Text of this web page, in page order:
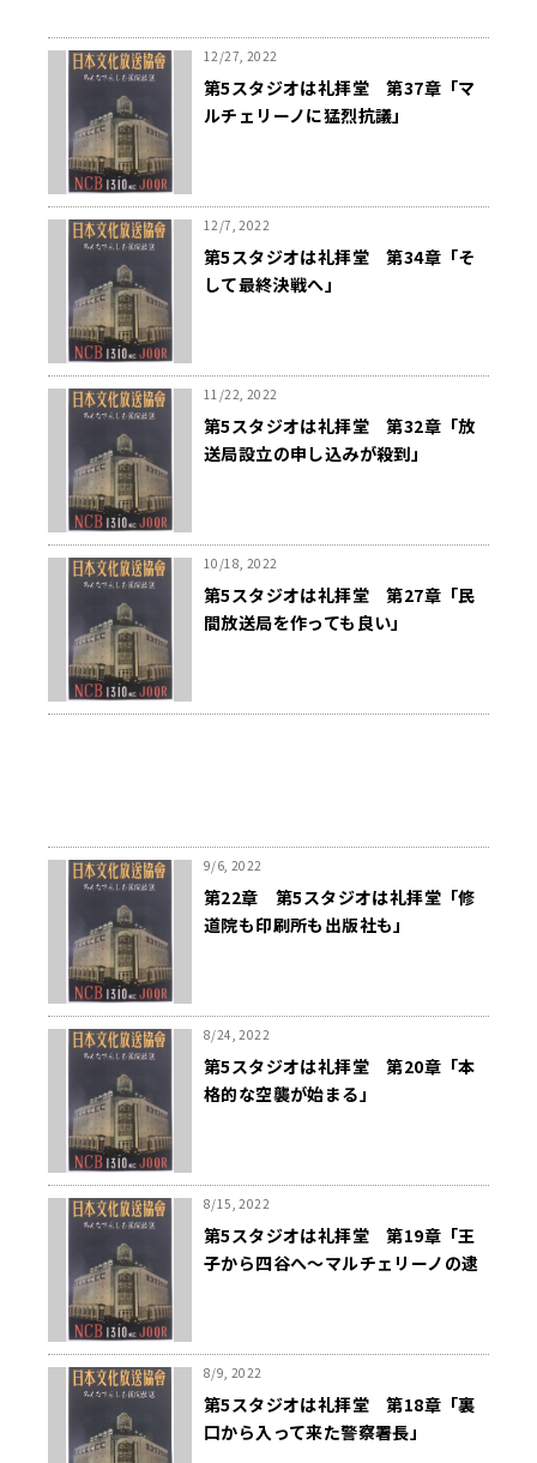
12/27, 2022
第5スタジオは礼拝堂 第37章「マ
ルチェリーノに猛烈抗議」
12/7, 2022
第5スタジオは礼拝堂 第34章「そ
して最終決戦へ」
11/22, 2022
第5スタジオは礼拝堂 第32章「放
送局設立の申し込みが殺到」
10/18, 2022
第5スタジオは礼拝堂 第27章「民
間放送局を作っても良い」
9/6, 2022
第22章 第5スタジオは礼拝堂「修
道院も印刷所も出版社も」
8/24, 2022
第5スタジオは礼拝堂 第20章「本
格的な空襲が始まる」
8/15, 2022
第5スタジオは礼拝堂 第19章「王
子から四谷へ〜マルチェリーノの逮
8/9, 2022
第5スタジオは礼拝堂 第18章「裏
口から入って来た警察署長」